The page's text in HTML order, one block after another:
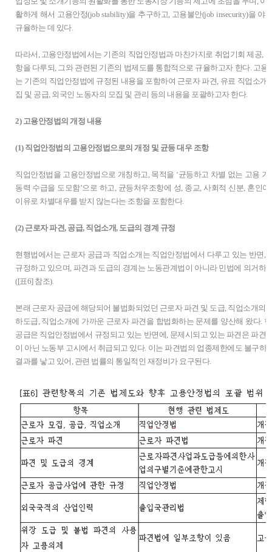
활하게 해서 고용안정(job stability)을 추구하고, 고용불안(job insecurity)을 야
규율하는 데 있다.
따라서, 고용안정법에서는 기존의 직업안정법과 마찬가지로 취업기회 제공,
항을 다루되, 그와 관련된 기존의 법제도를 통합적으로 규율하고자 한다. 고
는 기존의 직업안정법에 규정된 내용을 포함하여 근로자 파견, 유료 직업소개
집 및 공급, 외국인 노동자의 모집 및 관리 등의 내용을 포괄하고자 한다.
2) 고용안정법의 개정 내용
(1) 직업안정법의 고용안정법으로의 개정 및 균등 대우 조항
직업안정법을 고용안정법으로 개칭하고, 목적을 ‘균등하고 차별 없는 고용
동력 수급을 도모함’으로 하고, 균등처우조항에 성, 종교, 사회적 신분, 혼인여
이유로 차별대우를 받지 않는다는 조항을 포함한다.
(2) 근로자 파견, 공급, 직업소개, 도급의 경계 규정
현행법에서는 근로자 공급과 직업소개는 직업안정법에서 다루고 있는 반면,
규정하고 있으며, 파견과 도급의 경계는 노동관계법이 아니라 민법에 의거하
([표6] 참조).
본래 근로자 공급에 해당되어 불법화되었던 근로자 파견 및 도급, 직업소개의
하도급, 직업소개에 가까운 근로자 파견을 합법화하는 문제를 양산해 왔다.
공급은 직업안정법에서 규정되고 있는 반면에, 문제시되고 있는 파견은 파견
이 아닌 노동부 고시에서 취급되고 있다. 이는 파견법의 업종제한에도 불구하
결과를 낳고 있어, 관련 법률의 통일적인 재정비가 요구된다.